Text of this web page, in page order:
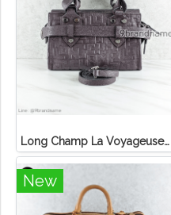
Long Champ La Voyageuse Bag Leather
New